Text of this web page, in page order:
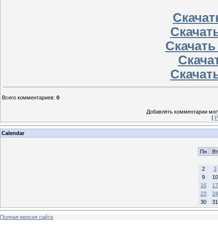
Всего комментариев: 0
Добавлять комментарии
[
Calendar
Пн Вт
2
3
9
10
16
17
23
24
30
31
Полная версия сайта